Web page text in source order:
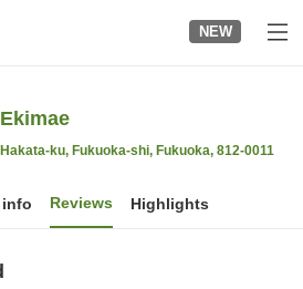
NEW
ku, Fukuoka-shi, Fukuoka, 812-0011
info Reviews Highlights